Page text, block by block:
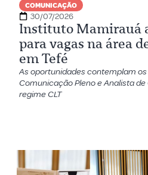
COMUNICAÇÃO
30/07/2026
Instituto Mamirauá
para vagas na área
em Tefé
As oportunidades contemplam
Comunicação Pleno e Analista
regime CLT